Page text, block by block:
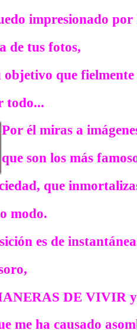
impresionado por
de tus fotos,
que fielmente
todo...
Por él miras a
que son los más
que
modo.
es de
DE VIVIR y
me ha causado